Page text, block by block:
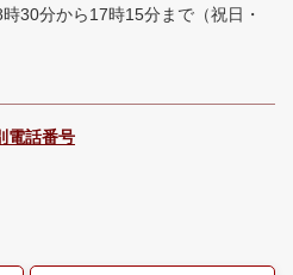
30分から17時15分まで （祝日・
電話番号